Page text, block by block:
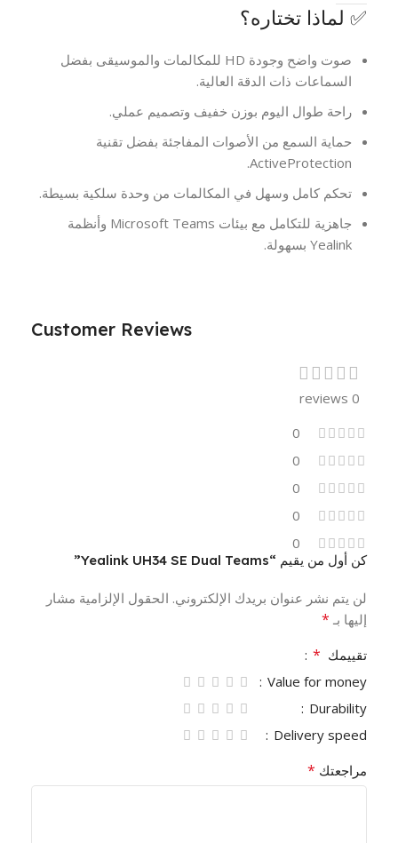
✅ لماذا تختاره؟
صوت واضح وجودة HD للمكالمات والموسيقى بفضل
السماعات ذات الدقة العالية.
راحة طوال اليوم بوزن خفيف وتصميم عملي.
حماية السمع من الأصوات المفاجئة بفضل تقنية
ActiveProtection.
تحكم كامل وسهل في المكالمات من وحدة سلكية بسيطة.
جاهزية للتكامل مع بيئات Microsoft Teams وأنظمة
Yealink بسهولة.
Customer Reviews
0 reviews
0
0
0
0
0
كن أول من يقيم “Yealink UH34 SE Dual Teams”
لن يتم نشر عنوان بريدك الإلكتروني. الحقول الإلزامية مشار
إليها بـ *
تقييمك *
Value for money
Durability
Delivery speed
مراجعتك *